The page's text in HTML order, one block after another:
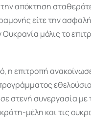
την απόκτηση
είτε την
μόλις το
η επιτροπή
στενή συνεργασία με
μέλη και τις